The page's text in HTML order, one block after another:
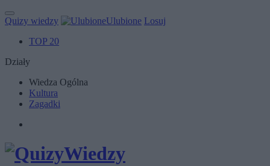
Quizy wiedzy Ulubione Losuj
TOP 20
Działy
Wiedza Ogólna
Kultura
Zagadki